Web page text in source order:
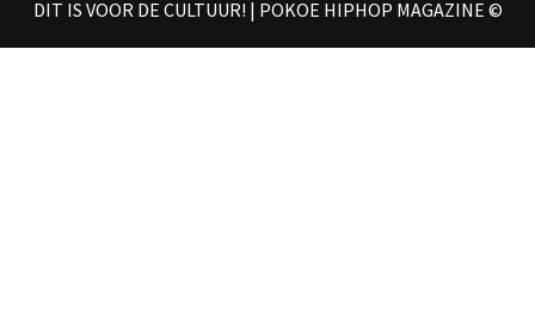
DIT IS VOOR DE CULTUUR! | POKOE HIPHOP MAGAZINE ©